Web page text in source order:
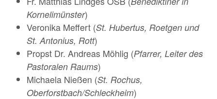
Kornelimünster)
Veronika Meffert (St. Hubertus, Roetgen und
St. Antonius, Rott)
Propst Dr. Andreas Möhlig (Pfarrer, Leiter des
Pastoralen Raums)
Michaela Nießen (St. Rochus,
Oberforstbach/Schleckheim)